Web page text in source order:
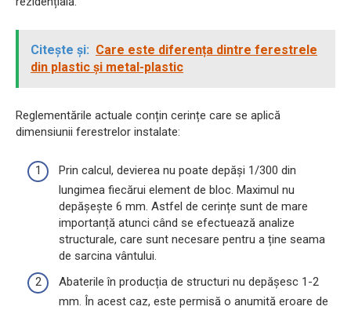
Citește și: Care este diferența dintre ferestrele
din plastic și metal-plastic
Reglementările actuale conțin cerințe care se aplică
dimensiunii ferestrelor instalate:
Prin calcul, devierea nu poate depăși 1/300 din
lungimea fiecărui element de bloc. Maximul nu
depășește 6 mm. Astfel de cerințe sunt de mare
importanță atunci când se efectuează analize
structurale, care sunt necesare pentru a ține seama
de sarcina vântului.
Abaterile în producția de structuri nu depășesc 1-2
mm. În acest caz, este permisă o anumită eroare de